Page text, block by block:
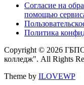
Согласие на
помощью
Политика
Copyright © 2026
колледж". All Rights
Theme by ILOVEWP